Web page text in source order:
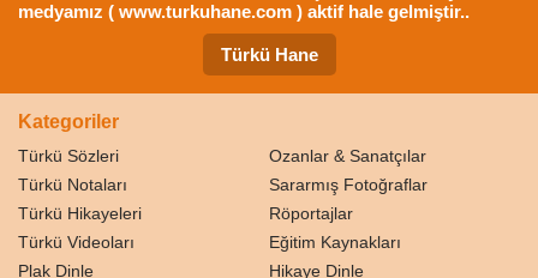
medyamız ( www.turkuhane.com ) aktif hale gelmiştir..
Türkü Hane
Kategoriler
Türkü Sözleri
Ozanlar & Sanatçılar
Türkü Notaları
Sararmış Fotoğraflar
Türkü Hikayeleri
Röportajlar
Türkü Videoları
Eğitim Kaynakları
Plak Dinle
Hikaye Dinle